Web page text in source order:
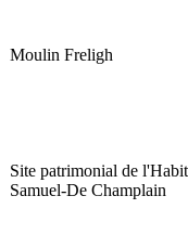
Moulin Freligh
Site patrimonial de
Samuel-De Champlain